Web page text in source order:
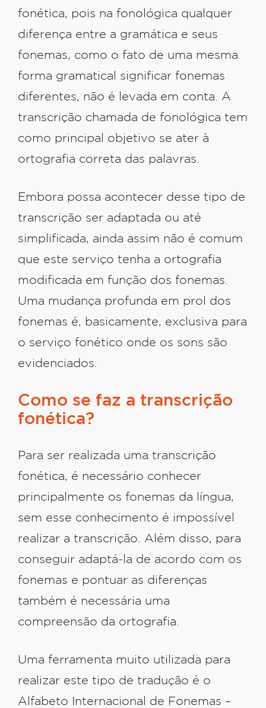
fonética, pois na fonológica qualquer
diferença entre a gramática e seus
fonemas, como o fato de uma mesma
forma gramatical significar fonemas
diferentes, não é levada em conta. A
transcrição chamada de fonológica tem
como principal objetivo se ater à
ortografia correta das palavras.
Embora possa acontecer desse tipo de
transcrição ser adaptada ou até
simplificada, ainda assim não é comum
que este serviço tenha a ortografia
modificada em função dos fonemas.
Uma mudança profunda em prol dos
fonemas é, basicamente, exclusiva para
o serviço fonético onde os sons são
evidenciados.
Como se faz a transcrição
fonética?
‌Para ser realizada uma transcrição
fonética, é necessário conhecer
principalmente os fonemas da língua,
sem esse conhecimento é impossível
realizar a transcrição. Além disso, para
conseguir adaptá-la de acordo com os
fonemas e pontuar as diferenças
também é necessária uma
compreensão da ortografia.
Uma ferramenta muito utilizada para
realizar este tipo de tradução é o
Alfabeto Internacional de Fonemas –